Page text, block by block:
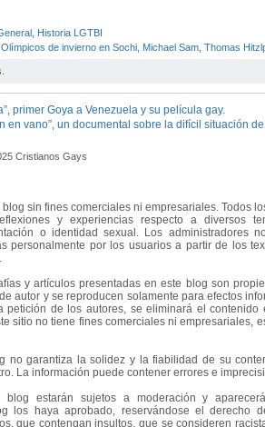
Historia LGTBI
de invierno en Sochi Michael Sam Thomas
primer Goya a Venezuela y su película gay.
en vano”, un documental sobre la difícil situación
Cristianos Gays
sin fines comerciales ni empresariales. Todos
y experiencias respecto a diversos
o identidad sexual. Los administradores
personalmente por los usuarios a partir de los
y artículos presentadas en este blog son
autor y se reproducen solamente para efectos
petición de los autores, se eliminará el contenido
sitio no tiene fines comerciales ni empresariales,
no garantiza la solidez y la fiabilidad de su
La información puede contener errores e
blog estarán sujetos a moderación y
los haya aprobado, reservándose el derecho
que contengan insultos, que se consideren